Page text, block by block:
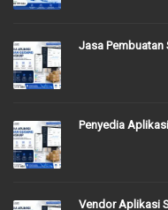
Jasa Pembuatan
Penyedia
Vendor Aplikasi